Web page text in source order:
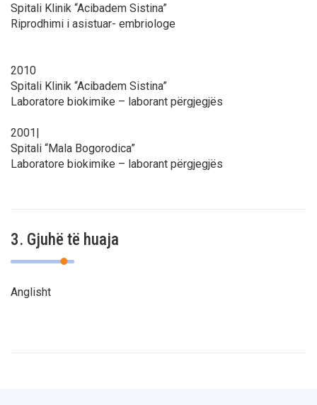
Spitali Klinik “Acibadem Sistina”
Riprodhimi i asistuar- embriologe
2010
Spitali Klinik “Acibadem Sistina”
Laboratore biokimike – laborant përgjegjës
2001|
Spitali “Mala Bogorodica”
Laboratore biokimike – laborant përgjegjës
3. Gjuhë të huaja
Anglisht